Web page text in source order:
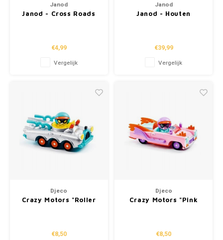
Janod
Janod - Cross Roads
€4,99
Vergelijk
Janod
Janod - Houten
€39,99
Vergelijk
Djeco
Crazy Motors "Roller
€8,50
Djeco
Crazy Motors "Pink
€8,50